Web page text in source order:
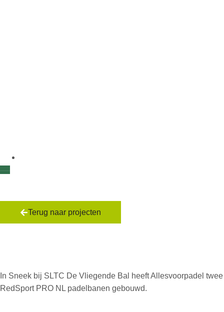
Terug naar projecten
In Sneek bij SLTC De Vliegende Bal heeft Allesvoorpadel twee
RedSport PRO NL padelbanen gebouwd.